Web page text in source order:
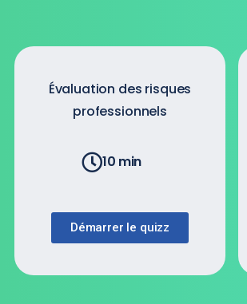
Évaluation des risques
professionnels
10 min
Démarrer le quizz